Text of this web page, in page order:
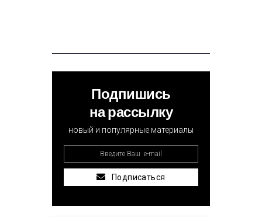
Подпишись
на рассылку
новый и популярные материалы
Подписаться